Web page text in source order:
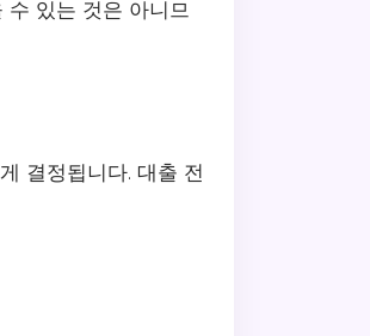
있는 것은 아니므
결정됩니다. 대출 전